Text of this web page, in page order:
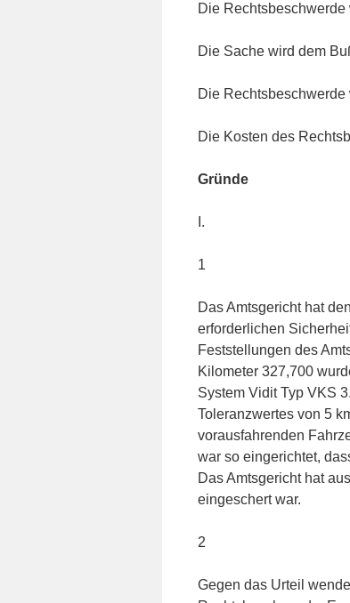
Die
Die Sache wird dem
Die
Die Kosten des
Gründe
I.
1
Das Amtsgericht hat
erforderlichen
Feststellungen des
Kilometer 327,700
System Vidit Typ VKS
Toleranzwertes von 5
vorausfahrenden
war so eingerichtet,
Das Amtsgericht hat
eingeschert war.
2
Gegen das Urteil